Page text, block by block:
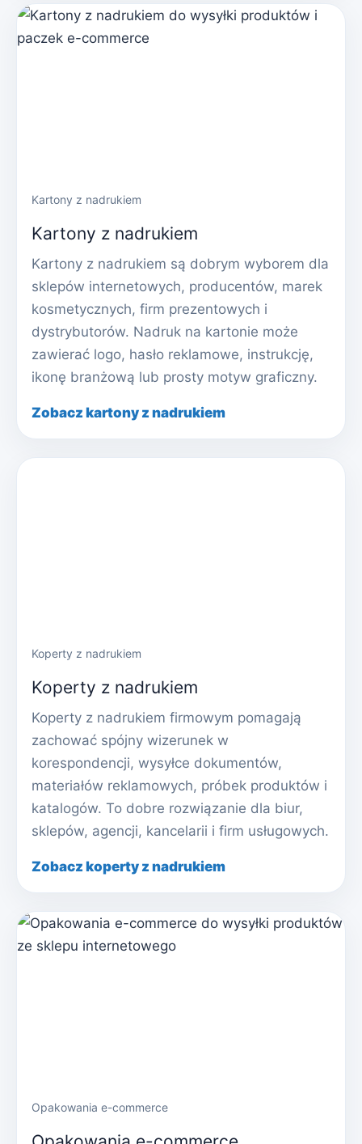
Kartony z nadrukiem
Kartony z nadrukiem
Kartony z nadrukiem są dobrym wyborem dla
sklepów internetowych, producentów, marek
kosmetycznych, firm prezentowych i
dystrybutorów. Nadruk na kartonie może
zawierać logo, hasło reklamowe, instrukcję,
ikonę branżową lub prosty motyw graficzny.
Zobacz kartony z nadrukiem
Koperty z nadrukiem
Koperty z nadrukiem
Koperty z nadrukiem firmowym pomagają
zachować spójny wizerunek w
korespondencji, wysyłce dokumentów,
materiałów reklamowych, próbek produktów i
katalogów. To dobre rozwiązanie dla biur,
sklepów, agencji, kancelarii i firm usługowych.
Zobacz koperty z nadrukiem
Opakowania e-commerce